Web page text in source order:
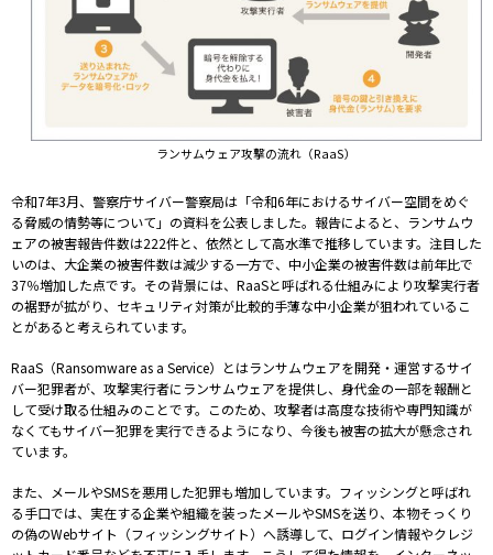
ランサムウェア攻撃の流れ（RaaS）
令和7年3月、警察庁サイバー警察局は「令和6年におけるサイバー空間をめぐ
る脅威の情勢等について」の資料を公表しました。報告によると、ランサムウ
ェアの被害報告件数は222件と、依然として高水準で推移しています。注目した
いのは、大企業の被害件数は減少する一方で、中小企業の被害件数は前年比で
37％増加した点です。その背景には、RaaSと呼ばれる仕組みにより攻撃実行者
の裾野が拡がり、セキュリティ対策が比較的手薄な中小企業が狙われているこ
とがあると考えられています。
RaaS（Ransomware as a Service）とはランサムウェアを開発・運営するサイ
バー犯罪者が、攻撃実行者にランサムウェアを提供し、身代金の一部を報酬と
して受け取る仕組みのことです。このため、攻撃者は高度な技術や専門知識が
なくてもサイバー犯罪を実行できるようになり、今後も被害の拡大が懸念され
ています。
また、メールやSMSを悪用した犯罪も増加しています。フィッシングと呼ばれ
る手口では、実在する企業や組織を装ったメールやSMSを送り、本物そっくり
の偽のWebサイト（フィッシングサイト）へ誘導して、ログイン情報やクレジ